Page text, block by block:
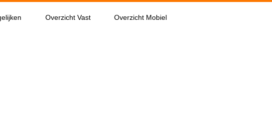
Overzicht Vast Overzicht Mobiel